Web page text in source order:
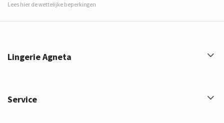
Lees hier de wettelijke beperkingen
Lingerie Agneta
Service